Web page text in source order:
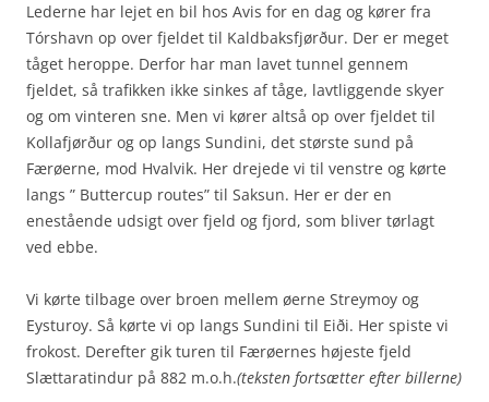
Lederne har lejet en bil hos Avis for en dag og kører fra
Tórshavn op over fjeldet til Kaldbaksfjørður. Der er meget
tåget heroppe. Derfor har man lavet tunnel gennem
fjeldet, så trafikken ikke sinkes af tåge, lavtliggende skyer
og om vinteren sne. Men vi kører altså op over fjeldet til
Kollafjørður og op langs Sundini, det største sund på
Færøerne, mod Hvalvik. Her drejede vi til venstre og kørte
langs ” Buttercup routes” til Saksun. Her er der en
enestående udsigt over fjeld og fjord, som bliver tørlagt
ved ebbe.
Vi kørte tilbage over broen mellem øerne Streymoy og
Eysturoy. Så kørte vi op langs Sundini til Eiði. Her spiste vi
frokost. Derefter gik turen til Færøernes højeste fjeld
Slættaratindur på 882 m.o.h.(teksten fortsætter efter billerne)